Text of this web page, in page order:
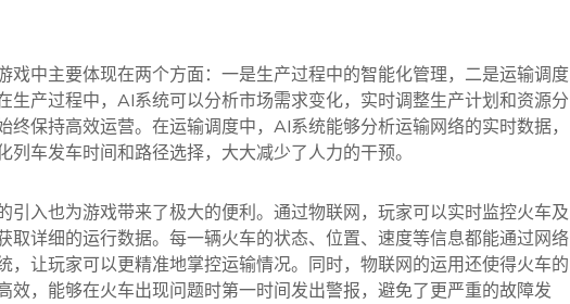
戏中主要体现在两个方面：一是生产过程中的智能化管理，二是运输调度
生产过程中，AI系统可以分析市场需求变化，实时调整生产计划和资源分
终保持高效运营。在运输调度中，AI系统能够分析运输网络的实时数据，
列车发车时间和路径选择，大大减少了人力的干预。
引入也为游戏带来了极大的便利。通过物联网，玩家可以实时监控火车及
取详细的运行数据。每一辆火车的状态、位置、速度等信息都能通过网络
，让玩家可以更精准地掌控运输情况。同时，物联网的运用还使得火车的
效，能够在火车出现问题时第一时间发出警报，避免了更严重的故障发